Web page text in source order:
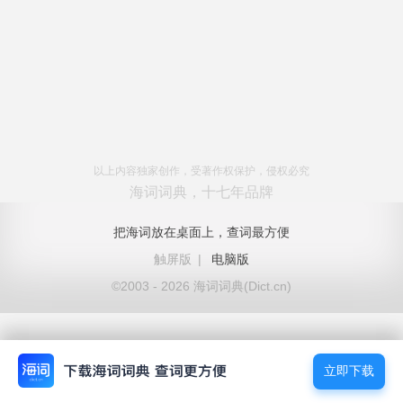
以上内容独家创作，受著作权保护，侵权必究
海词词典，十七年品牌
把海词放在桌面上，查词最方便
触屏版
|
电脑版
©2003 - 2026 海词词典(Dict.cn)
立即下载
立即下载